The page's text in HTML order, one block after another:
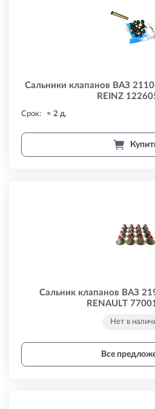
Сальники клапанов ВАЗ
REINZ
Срок: ≈ 2 д.
Сальник клапанов ВАЗ
RENAULT
Нет в
Все